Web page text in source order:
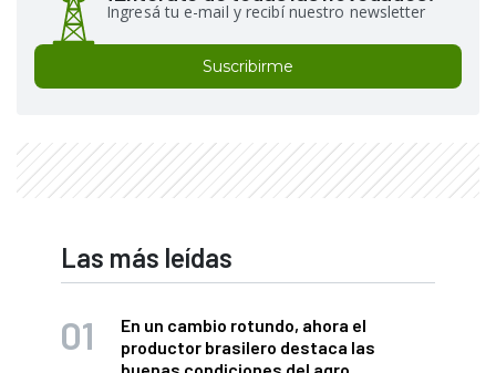
Ingresá tu e-mail y recibí nuestro newsletter
Suscribirme
Las más leídas
En un cambio rotundo, ahora el
productor brasilero destaca las
buenas condiciones del agro